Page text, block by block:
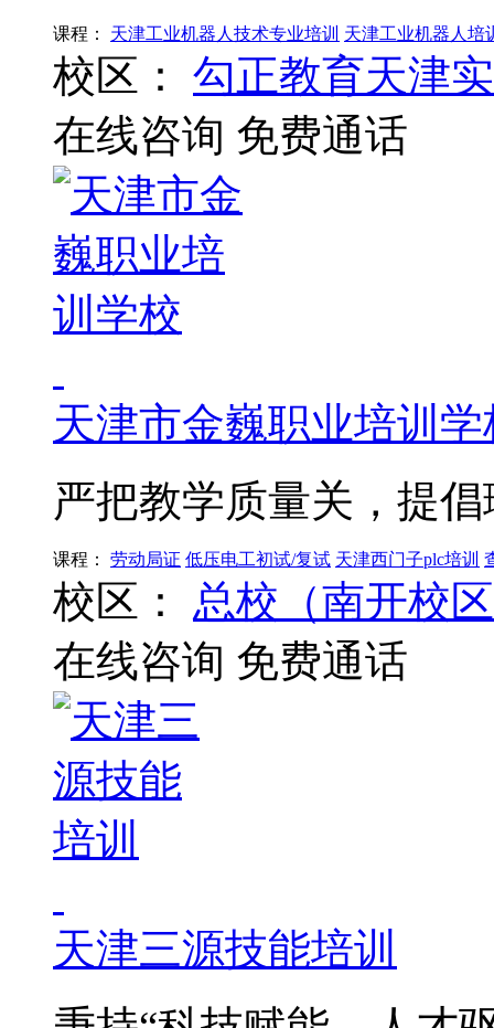
课程： 天津工业机器人技术专业培训 天津工业机器人培
校区：
勾正教育天津
在线咨询 免费通话
天津市金巍职业培训学
严把教学质量关，提
课程： 劳动局证 低压电工初试/复试 天津西门子plc培训
校区：
总校（南开校
在线咨询 免费通话
天津三源技能培训